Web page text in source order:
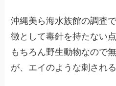
沖縄美ら海水族館の調査
徴として毒針を持たない
もちろん野生動物なので
が、エイのような刺され